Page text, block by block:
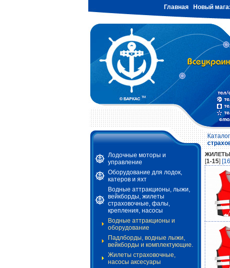
Главная Новый
Лодочные моторы и
управление
Оборудование для лодок,
катеров и яхт
Водные аттракционы, лыжи,
вейкборды, жилеты
страховочные, фалы,
крепления, насосы
Водные аттракционы и
оборудование
Падлборды, водные лыжи,
вейкборды и комплектующие.
Жилеты страховочные,
насосы аксесуары
[1-15]